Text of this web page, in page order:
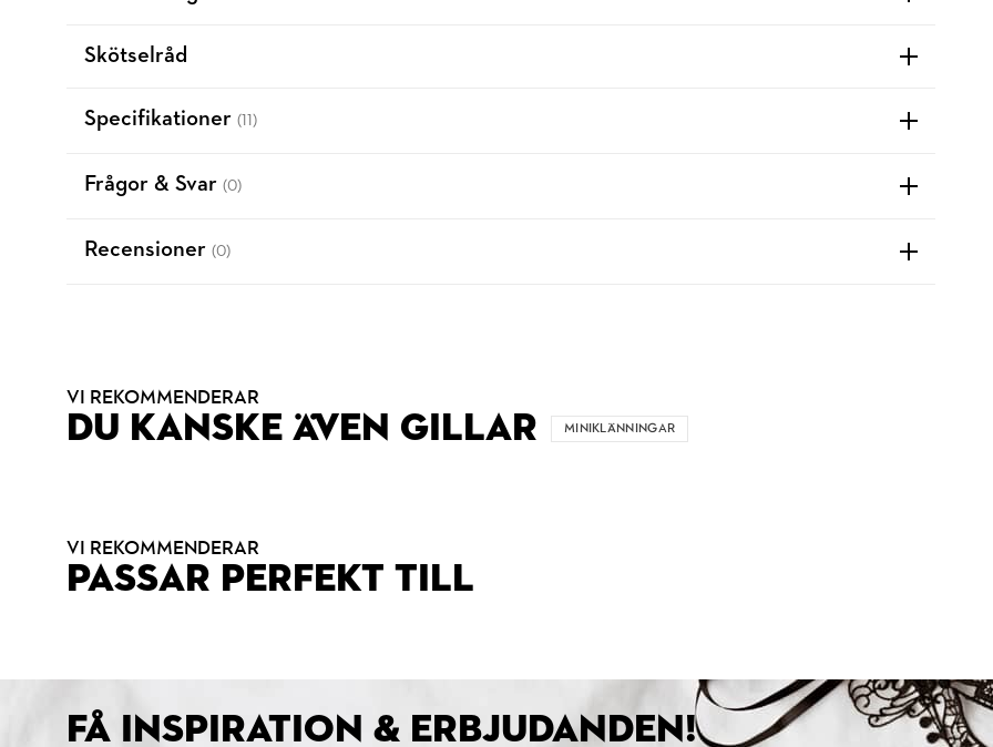
Skötselråd
Specifikationer (11)
Frågor & Svar (0)
Recensioner (0)
VI REKOMMENDERAR
DU KANSKE ÄVEN GILLAR MINIKLÄNNINGAR
VI REKOMMENDERAR
PASSAR PERFEKT TILL
FÅ INSPIRATION & ERBJUDANDEN!